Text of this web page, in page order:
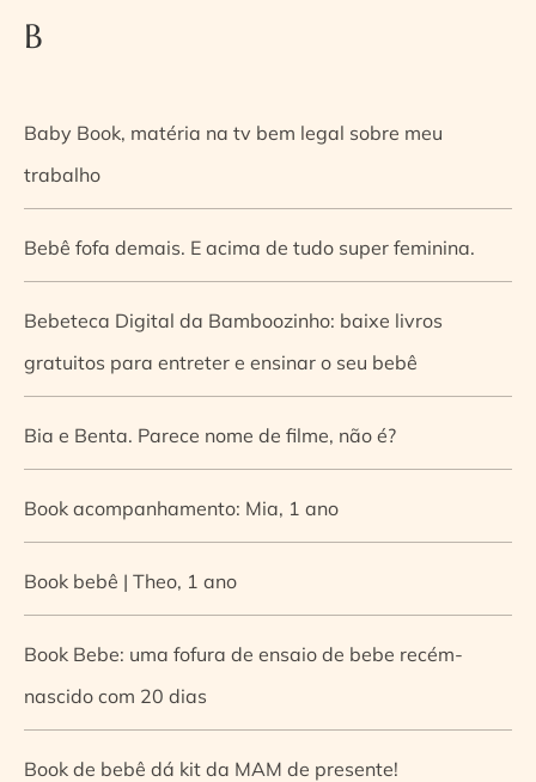
B
Baby Book, matéria na tv bem legal sobre meu
trabalho
Bebê fofa demais. E acima de tudo super feminina.
Bebeteca Digital da Bamboozinho: baixe livros
gratuitos para entreter e ensinar o seu bebê
Bia e Benta. Parece nome de filme, não é?
Book acompanhamento: Mia, 1 ano
Book bebê | Theo, 1 ano
Book Bebe: uma fofura de ensaio de bebe recém-
nascido com 20 dias
Book de bebê dá kit da MAM de presente!